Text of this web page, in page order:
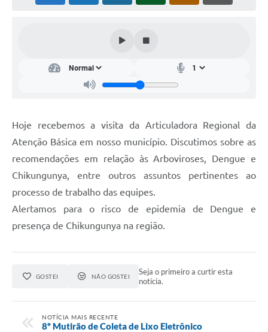
Audiências Públicas
Contratos
Galeria de Vídeos
Editais
Links
Serviços Online
Hoje recebemos a visita da Articuladora Regional da
Atenção Básica em nosso município. Discutimos sobre as
recomendações em relação às Arboviroses, Dengue e
Chikungunya, entre outros assuntos pertinentes ao
processo de trabalho das equipes.
Alertamos para o risco de epidemia de Dengue e
presença de Chikungunya na região.
GOSTEI NÃO GOSTEI
Seja o primeiro a curtir esta
notícia.
NOTÍCIA MAIS RECENTE
8º Mutirão de Coleta de Lixo Eletrônico